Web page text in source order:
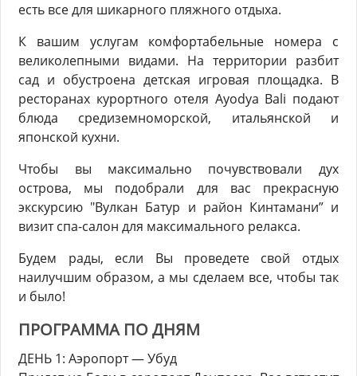
есть все для шикарного пляжного отдыха.
К вашим услугам комфортабельные номера с
великолепными видами. На территории разбит
сад и обустроена детская игровая площадка. В
ресторанах курортного отеля Ayodya Bali подают
блюда средиземноморской, итальянской и
японской кухни.
Чтобы вы максимально почувствовали дух
острова, мы подобрали для вас прекрасную
экскурсию "Вулкан Батур и район Кинтамани” и
визит спа-салон для максимального релакса.
Будем рады, если Вы проведете свой отдых
наилучшим образом, а мы сделаем все, чтобы так
и было!
ПРОГРАММА ПО ДНЯМ
ДЕНЬ 1: Аэропорт — Убуд